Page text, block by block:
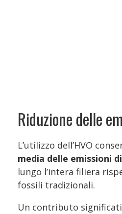
Riduzione delle
L’utilizzo dell’HVO
media delle emissioni di
lungo l’intera filiera
fossili tradizionali.
Un contributo